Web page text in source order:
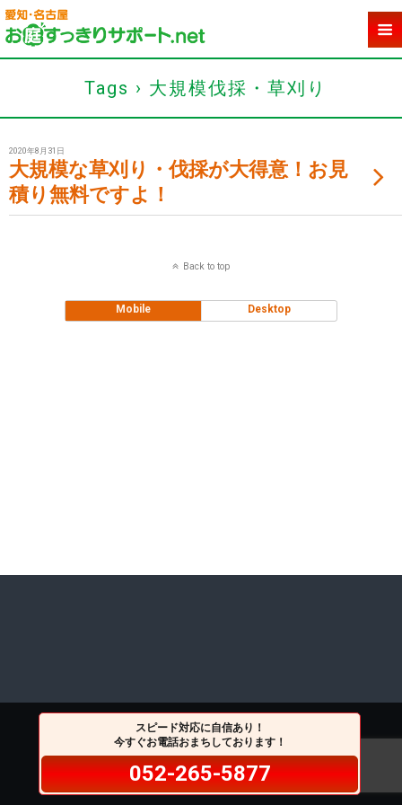
Tags › 大規模伐採・草刈り
2020年8月31日
大規模な草刈り・伐採が大得意！お見
積り無料ですよ！
Back to top
Mobile Desktop
スピード対応に自信あり！
今すぐお電話おまちしております！
052-265-5877